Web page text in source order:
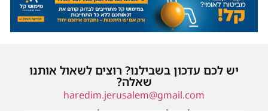
יש לכם עדכון בשבילנו? רוצים לשאול אותנו
שאלה?
haredim.jerusalem@gmail.com